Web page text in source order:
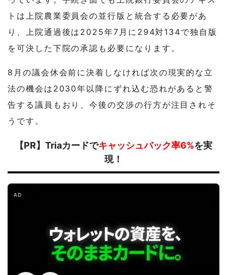
トは上院農業委員会の並行版と統合する必要があ
り、上院通過後は2025年7月に294対134で独自版
を可決した下院の承認も必要になります。
8月の議会休会前に決着しなければ次の現実的な立
法の機会は2030年以降にずれ込む恐れがあると警
告する議員もおり、今後の交渉の行方が注目されそ
うです。
【PR】Triaカードでキャッシュバック率6%を実
現！
AD